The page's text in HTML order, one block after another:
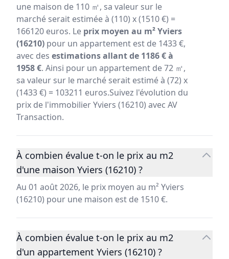
une maison de 110 ㎡, sa valeur sur le
marché serait estimée à (110) x (1510 €) =
166120 euros. Le prix moyen au m² Yviers
(16210) pour un appartement est de 1433 €,
avec des estimations allant de 1186 € à
1958 €. Ainsi pour un appartement de 72 ㎡,
sa valeur sur le marché serait estimé à (72) x
(1433 €) = 103211 euros.Suivez l'évolution du
prix de l'immobilier Yviers (16210) avec AV
Transaction.
À combien évalue t-on le prix au m2
d'une maison Yviers (16210) ?
Au 01 août 2026, le prix moyen au m² Yviers
(16210) pour une maison est de 1510 €.
À combien évalue t-on le prix au m2
d'un appartement Yviers (16210) ?